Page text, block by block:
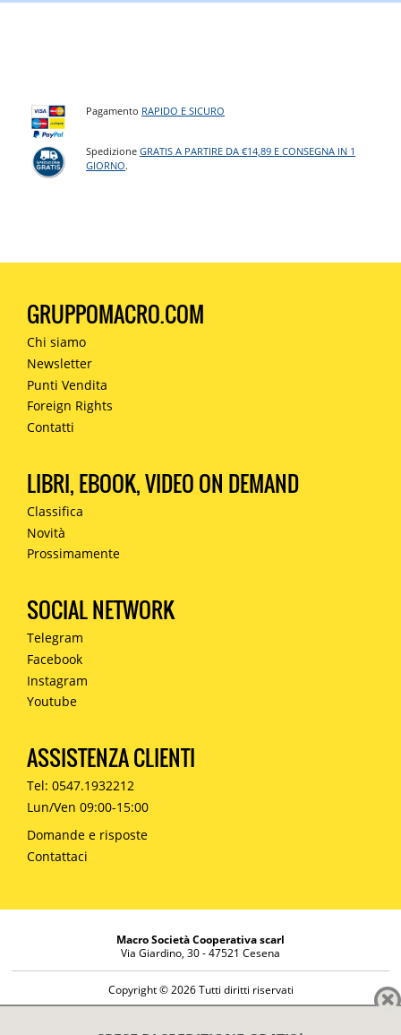
Pagamento RAPIDO E SICURO
SpedizioneGRATIS A PARTIRE DA €14,89 E CONSEGNA IN 1
GIORNO.
GRUPPOMACRO.COM
Chi siamo
Newsletter
Punti Vendita
Foreign Rights
Contatti
LIBRI, EBOOK, VIDEO ON DEMAND
Classifica
Novità
Prossimamente
SOCIAL NETWORK
Telegram
Facebook
Instagram
Youtube
ASSISTENZA CLIENTI
Tel: 0547.1932212
Lun/Ven 09:00-15:00
Domande e risposte
Contattaci
Macro Società Cooperativa scarl
Via Giardino, 30 - 47521 Cesena
Copyright © 2026 Tutti diritti riservati
Diritto di reso